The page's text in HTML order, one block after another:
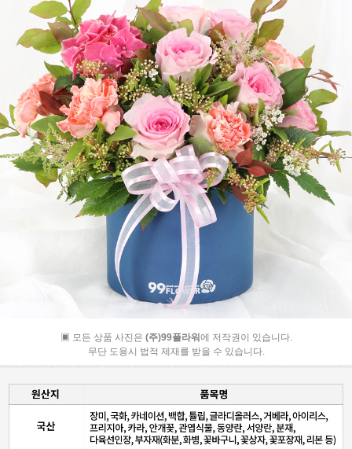
▣ 모든 상품 사진은 (주)99플라워에 저작권이 있습니다.
무단 도용시 법적 제재를 받을 수 있습니다.